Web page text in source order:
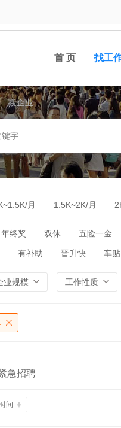
首 页 找工
搜企业
月 1.5K~2K/月
年终奖 双休 五险一金
有补助 晋升快 车贴
业规模 工作性质
急招聘
间